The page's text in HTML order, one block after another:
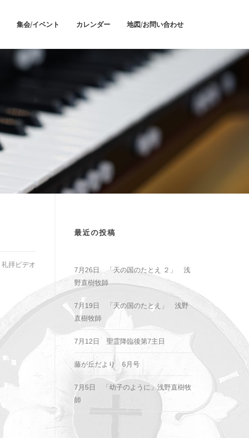
集会/イベント カレンダー 地図/お問い合わせ
礼拝ビデオ
最近の投稿
7月26日 「天の国のたとえ ２」 浅
野直樹牧師
7月19日 「天の国のたとえ」 浅野
直樹牧師
7月12日 聖霊降臨後第7主日
藤が丘だより 6月号
7月5日 「幼子のように」浅野直樹牧
師